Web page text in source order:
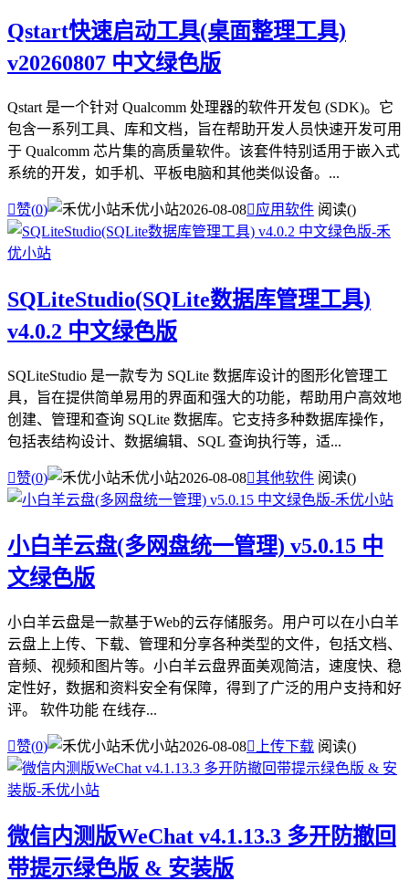
Qstart快速启动工具(桌面整理工具)
v20260807 中文绿色版
Qstart 是一个针对 Qualcomm 处理器的软件开发包 (SDK)。它
包含一系列工具、库和文档，旨在帮助开发人员快速开发可用
于 Qualcomm 芯片集的高质量软件。该套件特别适用于嵌入式
系统的开发，如手机、平板电脑和其他类似设备。...
赞(0) 禾优小站2026-08-08应用软件 阅读()
SQLiteStudio(SQLite数据库管理工具)
v4.0.2 中文绿色版
SQLiteStudio 是一款专为 SQLite 数据库设计的图形化管理工
具，旨在提供简单易用的界面和强大的功能，帮助用户高效地
创建、管理和查询 SQLite 数据库。它支持多种数据库操作，
包括表结构设计、数据编辑、SQL 查询执行等，适...
赞(0) 禾优小站2026-08-08其他软件 阅读()
小白羊云盘(多网盘统一管理) v5.0.15 中
文绿色版
小白羊云盘是一款基于Web的云存储服务。用户可以在小白羊
云盘上上传、下载、管理和分享各种类型的文件，包括文档、
音频、视频和图片等。小白羊云盘界面美观简洁，速度快、稳
定性好，数据和资料安全有保障，得到了广泛的用户支持和好
评。 软件功能 在线存...
赞(0) 禾优小站2026-08-08 上传下载 阅读()
微信内测版WeChat v4.1.13.3 多开防撤回
带提示绿色版 & 安装版